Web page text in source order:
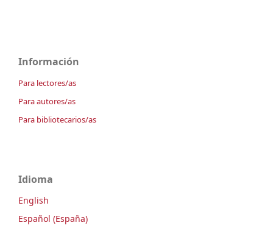
Información
Para lectores/as
Para autores/as
Para bibliotecarios/as
Idioma
English
Español (España)